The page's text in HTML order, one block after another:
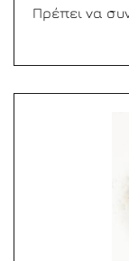
Πρέπει να